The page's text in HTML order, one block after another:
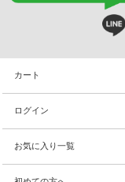
カート
ログイン
お気に入り一覧